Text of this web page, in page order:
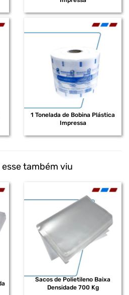
1 Tonelada de Bobina Plástica
Impressa
esse também viu
Sacos de Polietileno Baixa
Densidade 700 Kg